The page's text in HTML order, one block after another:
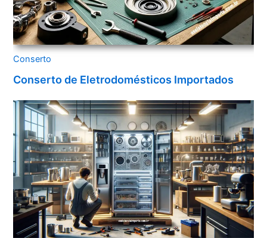
Conserto
Conserto de Eletrodomésticos Importados